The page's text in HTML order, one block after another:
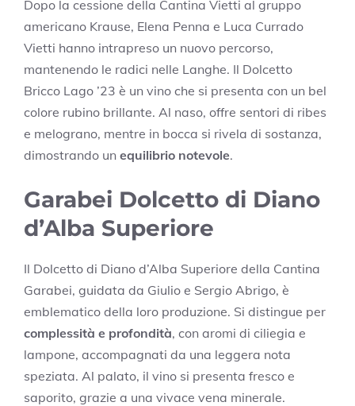
Dopo la cessione della Cantina Vietti al gruppo
americano Krause, Elena Penna e Luca Currado
Vietti hanno intrapreso un nuovo percorso,
mantenendo le radici nelle Langhe. Il Dolcetto
Bricco Lago ’23 è un vino che si presenta con un bel
colore rubino brillante. Al naso, offre sentori di ribes
e melograno, mentre in bocca si rivela di sostanza,
dimostrando un equilibrio notevole.
Garabei Dolcetto di Diano
d’Alba Superiore
Il Dolcetto di Diano d’Alba Superiore della Cantina
Garabei, guidata da Giulio e Sergio Abrigo, è
emblematico della loro produzione. Si distingue per
complessità e profondità, con aromi di ciliegia e
lampone, accompagnati da una leggera nota
speziata. Al palato, il vino si presenta fresco e
saporito, grazie a una vivace vena minerale.